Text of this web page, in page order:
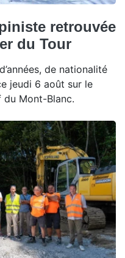
retrouvée
du Tour
de nationalité
jeudi 6 août sur le
du Mont-Blanc.